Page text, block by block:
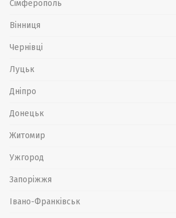
Сімферополь
Вінниця
Чернівці
Луцьк
Дніпро
Донецьк
Житомир
Ужгород
Запоріжжя
Івано-Франківськ